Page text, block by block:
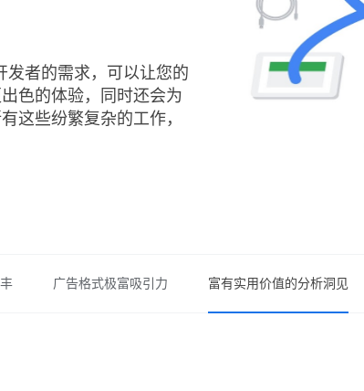
发者的需求，可以让您的
色的体验，同时还会为
这些纷繁复杂的工作，
广告格式极富吸引力 富有实用价值的分析洞见